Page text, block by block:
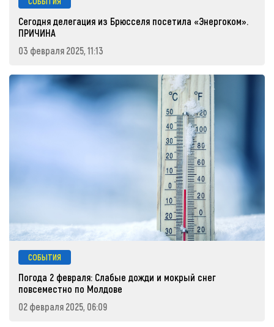
Сегодня делегация из Брюсселя посетила «Энергоком».
ПРИЧИНА
03 февраля 2025, 11:13
СОБЫТИЯ
Погода 2 февраля: Слабые дожди и мокрый снег
повсеместно по Молдове
02 февраля 2025, 06:09